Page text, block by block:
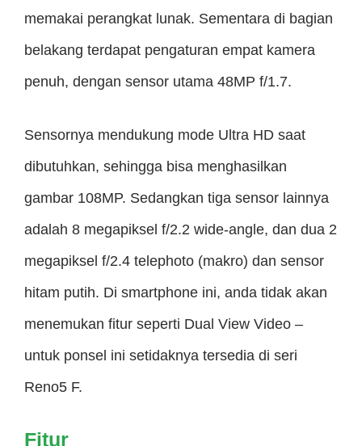
memakai perangkat lunak. Sementara di bagian
belakang terdapat pengaturan empat kamera
penuh, dengan sensor utama 48MP f/1.7.
Sensornya mendukung mode Ultra HD saat
dibutuhkan, sehingga bisa menghasilkan
gambar 108MP. Sedangkan tiga sensor lainnya
adalah 8 megapiksel f/2.2 wide-angle, dan dua 2
megapiksel f/2.4 telephoto (makro) dan sensor
hitam putih. Di smartphone ini, anda tidak akan
menemukan fitur seperti Dual View Video –
untuk ponsel ini setidaknya tersedia di seri
Reno5 F.
Fitur